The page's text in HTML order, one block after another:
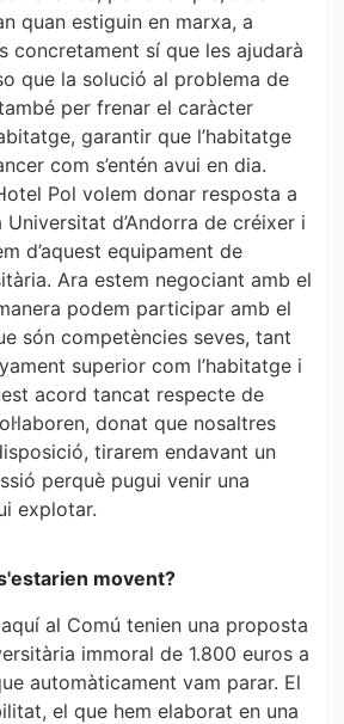
quan estiguin en marxa, a
concretament sí que les ajudarà
que la solució al problema de
per frenar el caràcter
garantir que l’habitatge
com s’entén avui en dia.
Pol volem donar resposta a
d’Andorra de créixer i
d’aquest equipament de
Ara estem negociant amb el
podem participar amb el
són competències seves, tant
superior com l’habitatge i
acord tancat respecte de
donat que nosaltres
tirarem endavant un
perquè pugui venir una
explotar.
movent?
al Comú tenien una proposta
immoral de 1.800 euros a
automàticament vam parar. El
el que hem elaborat en una